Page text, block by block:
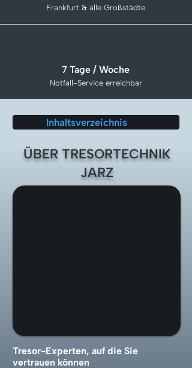
Frankfurt & alle Großstädte
7 Tage / Woche
Notfall-Service erreichbar
Inhaltsverzeichnis
ÜBER TRESORTECHNIK
JARZ
Tresor-Experten, auf die Sie
vertrauen können